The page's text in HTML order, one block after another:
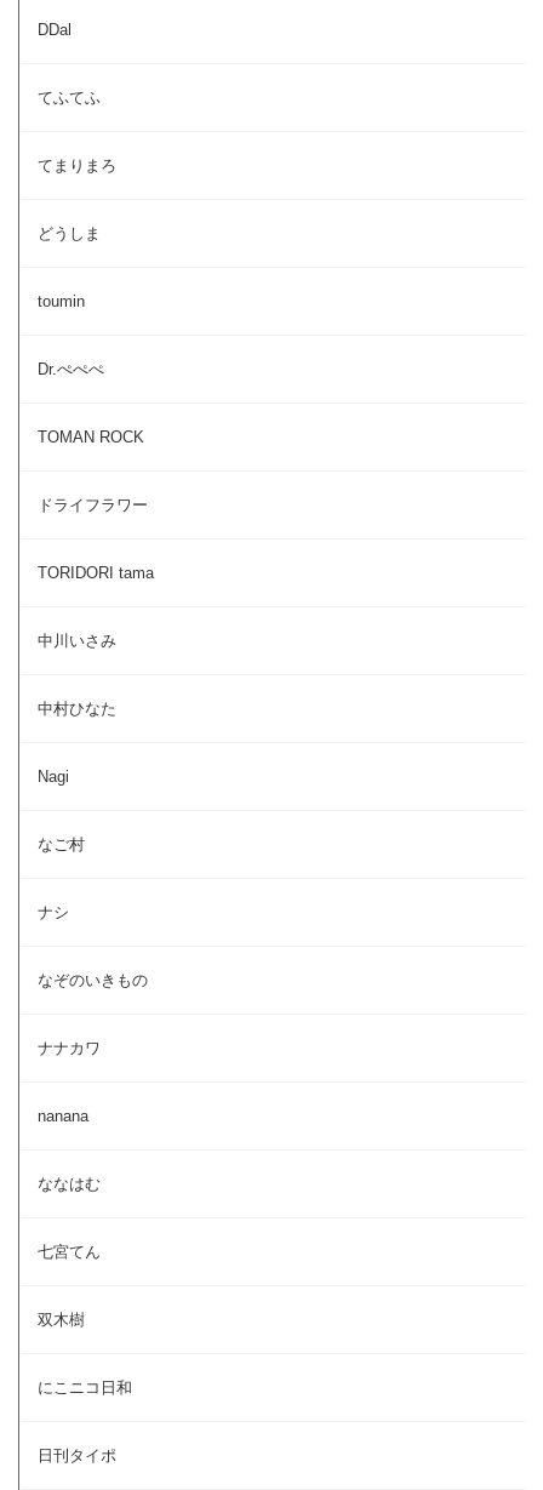
DDal
てふてふ
てまりまろ
どうしま
toumin
Dr.ぺぺぺ
TOMAN ROCK
ドライフラワー
TORIDORI tama
中川いさみ
中村ひなた
Nagi
なご村
ナシ
なぞのいきもの
ナナカワ
nanana
ななはむ
七宮てん
双木樹
にこニコ日和
日刊タイポ